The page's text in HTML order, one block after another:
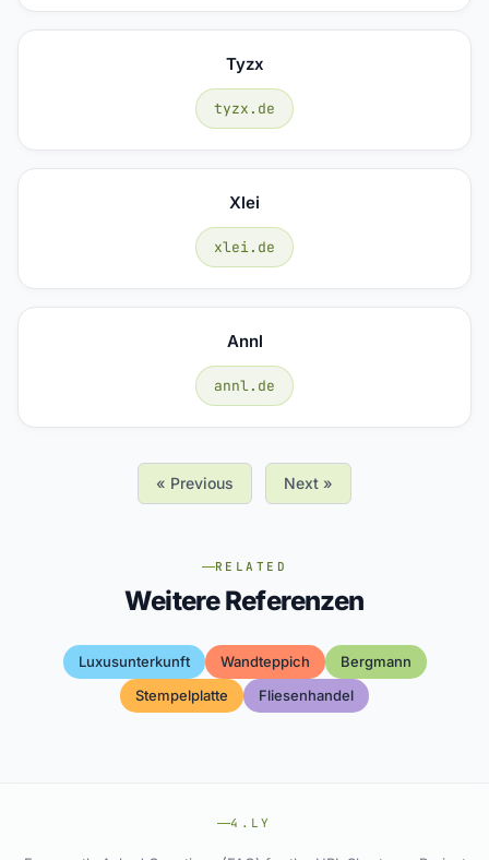
Tyzx
tyzx.de
Xlei
xlei.de
Annl
annl.de
« Previous Next »
RELATED
Weitere Referenzen
Luxusunterkunft Wandteppich
Bergmann
Stempelplatte
Fliesenhandel
4.LY